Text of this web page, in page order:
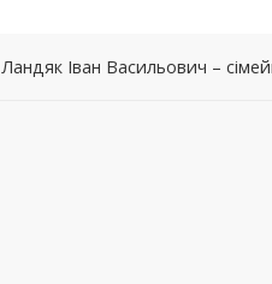
Ландяк Іван Васильович –